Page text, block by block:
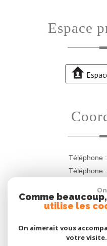
espace
Téléphone :
Téléphone :
Adresse :4 Quai Charles
rue Jean Vilar
© 2026 | Tous droits
Mentions légales-Nos
Comme
utilise les
On aimerait vous
votre visite.